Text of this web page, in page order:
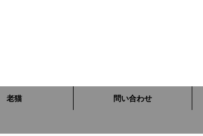
老猫 問い合わせ